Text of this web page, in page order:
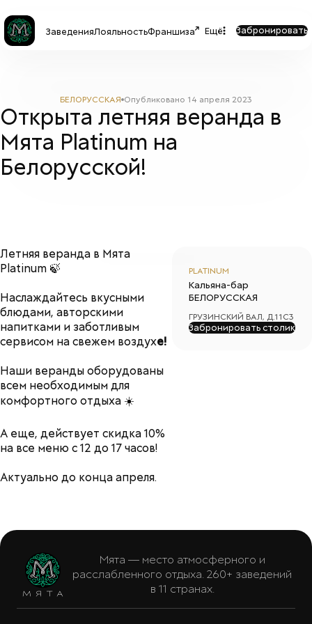
ЗаведенияЛояльностьФраншиза Ещё Забронировать
БЕЛОРУССКАЯ Опубликовано 14 апреля 2023
Открыта летняя веранда в
Мята Platinum на
Белорусской!
Летняя веранда в Мята
Platinum 🍃
Наслаждайтесь вкусными
блюдами, авторскими
напитками и заботливым
сервисом на свежем воздухе!
Наши веранды оборудованы
всем необходимым для
комфортного отдыха ☀️
А еще, действует скидка 10%
на все меню с 12 до 17 часов!
Актуально до конца апреля.
PLATINUM
Кальяна-бар
БЕЛОРУССКАЯ
ГРУЗИНСКИЙ ВАЛ, Д.11С3
Забронировать столик
Мята — место атмосферного и
расслабленного отдыха. 260+ заведений
в 11 странах.